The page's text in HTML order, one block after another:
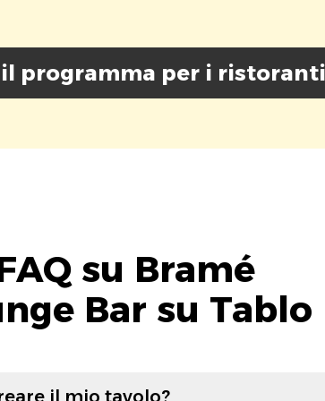
programma per i ristoranti
su Bramé
Bar su Tablo
il mio tavolo?